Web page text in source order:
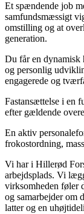
Et spændende job
samfundsmæssigt
omstilling og at
generation.
Du får en dynamisk
og personlig
engagerede og
Fastansættelse i en
efter gældende
En aktiv
frokostordning,
Vi har i Hillerød
arbejdsplads. Vi
virksomheden føler
og samarbejder om
latter og en